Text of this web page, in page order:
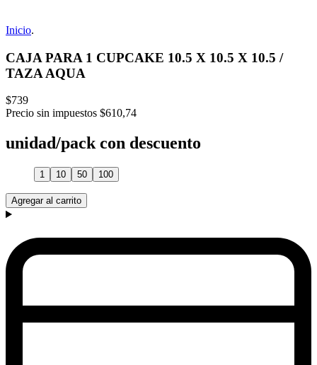
Inicio.
CAJA PARA 1 CUPCAKE 10.5 X 10.5 X 10.5 /
TAZA AQUA
$739
Precio sin impuestos $610,74
unidad/pack con descuento
1 10 50 100
Agregar al carrito